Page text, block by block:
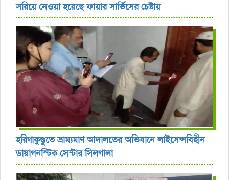
সরিয়ে নেওয়া হয়েছে ফায়ার সার্ভিসের চেষ্টায়
হরিণাকুণ্ডুতে ভ্রাম্যমাণ আদালতের অভিযানে লাইসেন্সবিহীন
ডায়াগনস্টিক সেন্টার সিলগালা